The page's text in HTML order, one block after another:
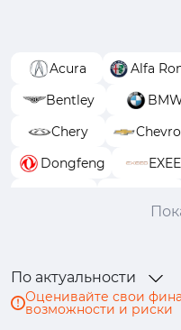
Acura Alfa
Bentley
Chery
Dongfeng
Jaguar
Jeep
Lada
По актуальности
Оценивайте свои
возможности и риски